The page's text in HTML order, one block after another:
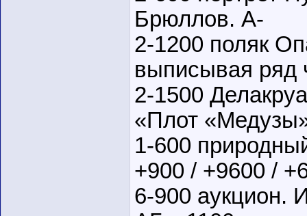
Брюллов. А-
2-1200 поляк
выписывая ряд
2-1500
«Плот
1-600
+900 / +9600 /
6-900 аукцион.